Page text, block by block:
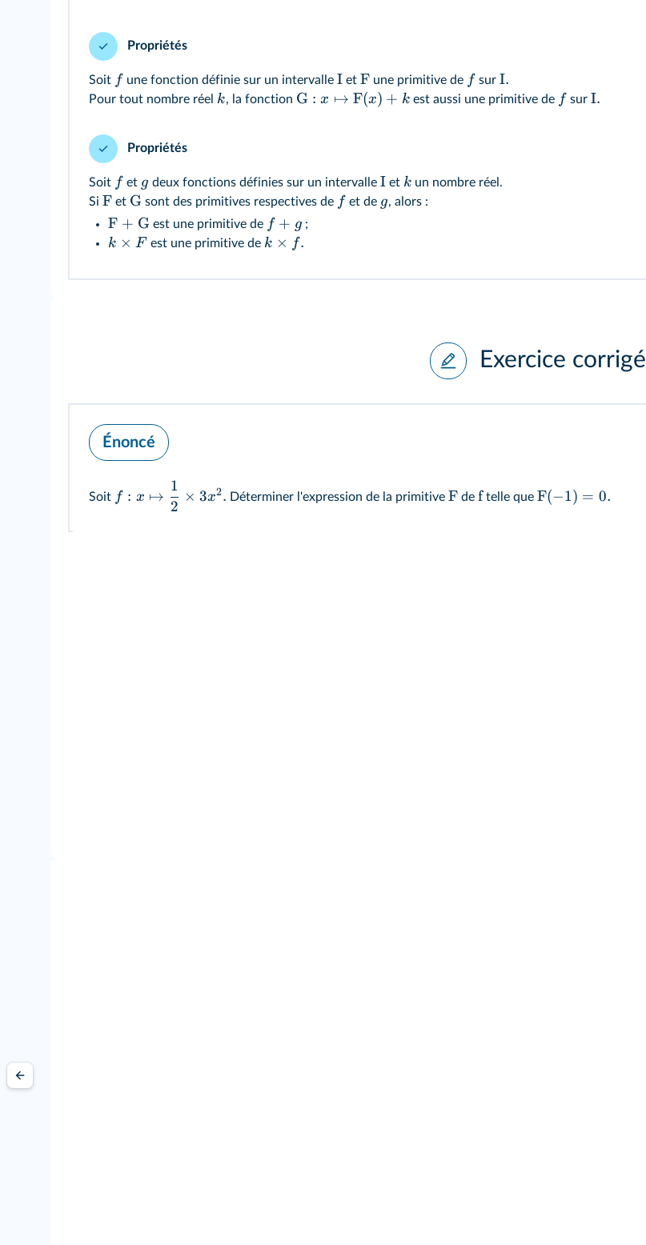
Propriétés
Soit f une fonction définie sur un intervalle I et F une primitive de f sur I.
Pour tout nombre réel k, la fonction G : x ↦ F(x) + k est aussi une primitive de f sur I.
Propriétés
Soit f et g deux fonctions définies sur un intervalle I et k un nombre réel.
Si F et G sont des primitives respectives de f et de g, alors :
F + G est une primitive de f + g ;
k × F est une primitive de k × f.
Exercice corrigé
Énoncé
Soit f : x ↦
2
1
× 3x2. Déterminer l'expression de la primitive Fde ftelle que F(−1) = 0.